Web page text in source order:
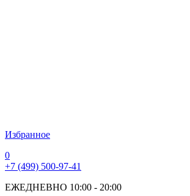
Избранное
0
+7 (499) 500-97-41
ЕЖЕДНЕВНО 10:00 - 20:00